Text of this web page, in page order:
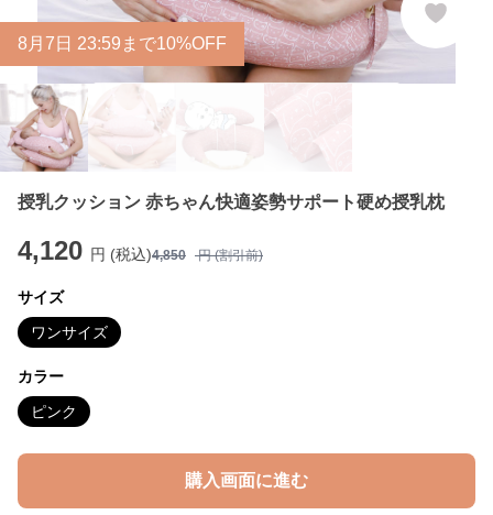
8 月 7 日 23:59まで10%OFF
授乳クッション 赤ちゃん快適姿勢サポート硬め授乳枕
4,120 円 (税込)4,850 円 (割引前)
サイズ
ワンサイズ
カラー
ピンク
購入画面に進む